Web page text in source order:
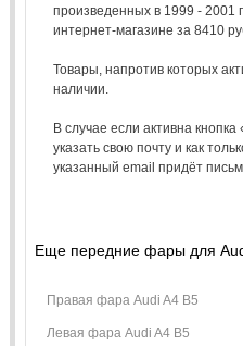
произведенных в 1999 - 2001
интернет-магазине за 8410
Товары, напротив которых
наличии.
В случае если активна
указать свою почту и как
указанный email придёт
Еще передние фары для
Правая фара Audi A4 B5
Левая фара Audi A4 B5